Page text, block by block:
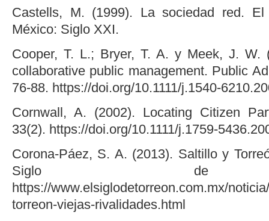
Castells, M. (1999). La sociedad red.
México: Siglo XXI.
Cooper, T. L.; Bryer, T. A. y Meek, J. W.
collaborative public management. Public
76-88. https://doi.org/10.1111/j.1540-
Cornwall, A. (2002). Locating Citizen
33(2). https://doi.org/10.1111/j.1759-
Corona-Páez, S. A. (2013). Saltillo y
Siglo de
https://www.elsiglodetorreon.com.mx/
torreon-viejas-rivalidades.html